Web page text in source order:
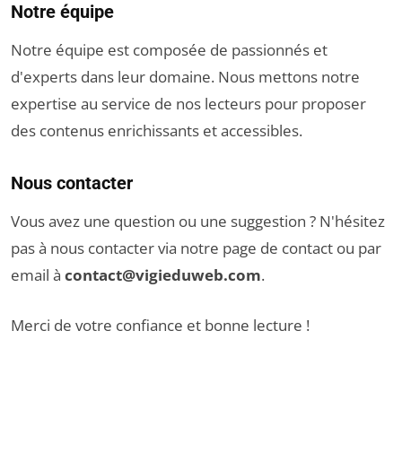
Notre équipe
Notre équipe est composée de passionnés et
d'experts dans leur domaine. Nous mettons notre
expertise au service de nos lecteurs pour proposer
des contenus enrichissants et accessibles.
Nous contacter
Vous avez une question ou une suggestion ? N'hésitez
pas à nous contacter via notre page de contact ou par
email à contact@vigieduweb.com.
Merci de votre confiance et bonne lecture !